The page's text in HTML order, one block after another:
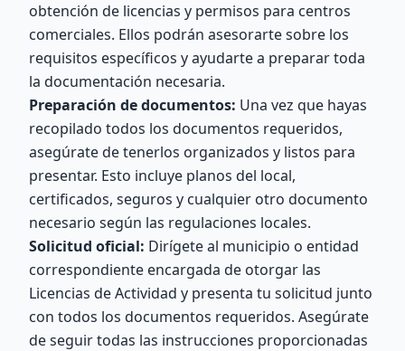
obtención de licencias y permisos para centros
comerciales. Ellos podrán asesorarte sobre los
requisitos específicos y ayudarte a preparar toda
la documentación necesaria.
Preparación de documentos: Una vez que hayas
recopilado todos los documentos requeridos,
asegúrate de tenerlos organizados y listos para
presentar. Esto incluye planos del local,
certificados, seguros y cualquier otro documento
necesario según las regulaciones locales.
Solicitud oficial: Dirígete al municipio o entidad
correspondiente encargada de otorgar las
Licencias de Actividad y presenta tu solicitud junto
con todos los documentos requeridos. Asegúrate
de seguir todas las instrucciones proporcionadas